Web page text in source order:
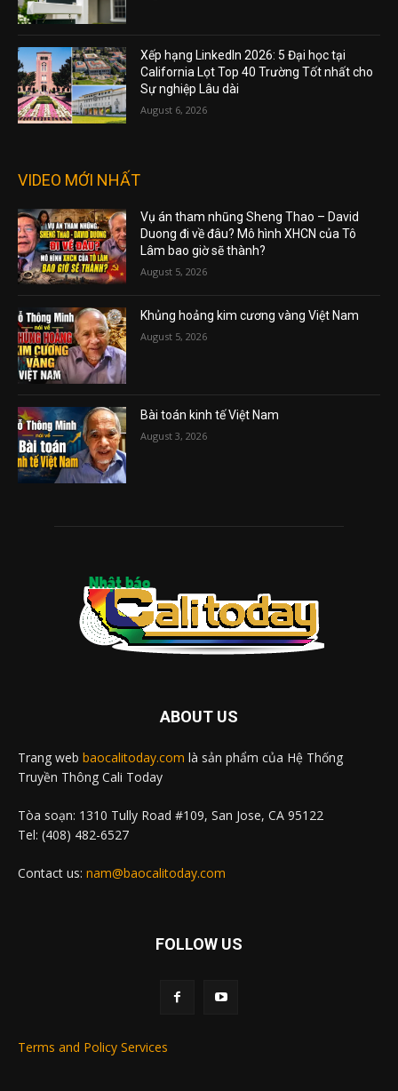
Xếp hạng LinkedIn 2026: 5 Đại học tại
California Lọt Top 40 Trường Tốt nhất cho
Sự nghiệp Lâu dài
August 6, 2026
VIDEO MỚI NHẤT
Vụ án tham nhũng Sheng Thao – David
Duong đi về đâu? Mô hình XHCN của Tô
Lâm bao giờ sẽ thành?
August 5, 2026
Khủng hoảng kim cương vàng Việt Nam
August 5, 2026
Bài toán kinh tế Việt Nam
August 3, 2026
ABOUT US
Trang web baocalitoday.com là sản phẩm của Hệ Thống
Truyền Thông Cali Today
Tòa soạn: 1310 Tully Road #109, San Jose, CA 95122
Tel: (408) 482-6527
Contact us: nam@baocalitoday.com
FOLLOW US
Terms and Policy Services